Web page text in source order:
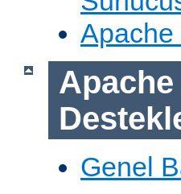
Apache
Genel